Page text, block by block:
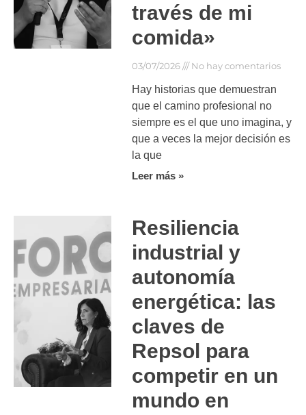
través de mi
comida»
03/07/2026 No hay comentarios
Hay historias que demuestran
que el camino profesional no
siempre es el que uno imagina, y
que a veces la mejor decisión es
la que
Leer más »
Resiliencia
industrial y
autonomía
energética: las
claves de
Repsol para
competir en un
mundo en